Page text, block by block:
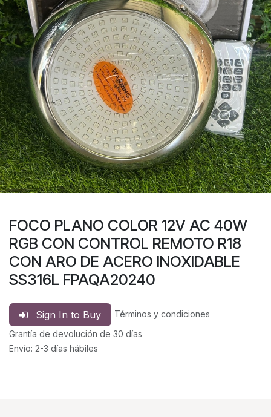
FOCO PLANO COLOR 12V AC 40W
RGB CON CONTROL REMOTO R18
CON ARO DE ACERO INOXIDABLE
SS316L FPAQA20240
Sign In to Buy
Términos y condiciones
Grantía de devolución de 30 días
Envío: 2-3 días hábiles